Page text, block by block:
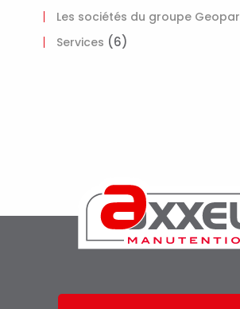
Les sociétés du groupe Geopar
Services (6)